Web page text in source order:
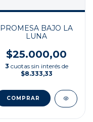
PROMESA BAJO LA
LUNA
$25.000,00
3 cuotas sin interés de
$8.333,33